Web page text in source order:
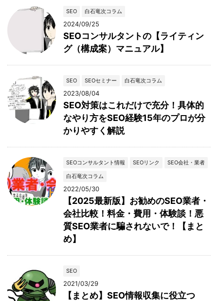
SEO 白石竜次コラム
2024/09/25
SEOコンサルタントの【ライティン
グ（構成案）マニュアル】
SEO SEOセミナー 白石竜次コラム
2023/08/04
SEO対策はこれだけで充分！具体的
なやり方をSEO経験15年のプロが分
かりやすく解説
SEOコンサルタント情報 SEOリンク
SEO会社・業者
白石竜次コラム
2022/05/30
【2025最新版】お勧めのSEO業者・
会社比較！料金・費用・体験談！悪
質SEO業者に騙されないで！【まと
め】
SEO
2021/03/29
【まとめ】SEO情報収集に役立つ